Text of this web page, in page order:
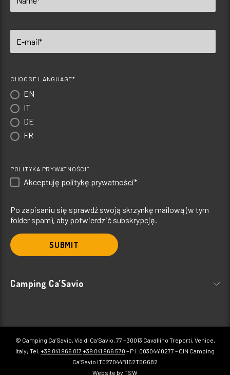
CHOOSE LANGUAGE*
EN
IT
DE
FR
POLITYKA PRYWATNOŚCI*
Akceptuję politykę prywatności*
Po zapisaniu się sprawdź swoją skrzynkę mailową (w tym
folder spam), aby potwierdzić subskrypcję.
SUBMIT
Camping Ca’Savio
© Camping Ca’Savio, Via di Ca’Savio, 77 – 30013 Cavallino Treporti, Venice,
Italy; Tel. +39 041 966 017 +39 041 966 570 – P.I. 00304410277 – CIN Camping
Ca’Savio IT027044B152T5G682
Website by TSW